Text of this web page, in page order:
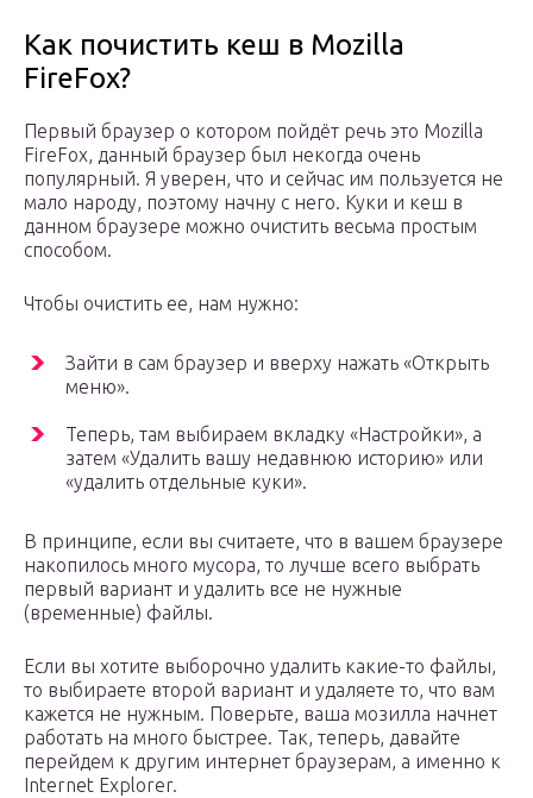
Как почистить кеш в Mozilla
FireFox?
Первый браузер о котором пойдёт речь это Mozilla
FireFox, данный браузер был некогда очень
популярный. Я уверен, что и сейчас им пользуется не
мало народу, поэтому начну с него. Куки и кеш в
данном браузере можно очистить весьма простым
способом.
Чтобы очистить ее, нам нужно:
Зайти в сам браузер и вверху нажать «Открыть
меню».
Теперь, там выбираем вкладку «Настройки», а
затем «Удалить вашу недавнюю историю» или
«удалить отдельные куки».
В принципе, если вы считаете, что в вашем браузере
накопилось много мусора, то лучше всего выбрать
первый вариант и удалить все не нужные
(временные) файлы.
Если вы хотите выборочно удалить какие-то файлы,
то выбираете второй вариант и удаляете то, что вам
кажется не нужным. Поверьте, ваша мозилла начнет
работать на много быстрее. Так, теперь, давайте
перейдем к другим интернет браузерам, а именно к
Internet Explorer.